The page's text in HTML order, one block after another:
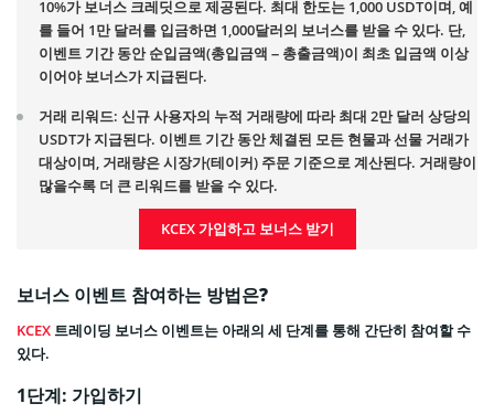
10%가 보너스 크레딧으로 제공된다. 최대 한도는 1,000 USDT이며, 예
를 들어 1만 달러를 입금하면 1,000달러의 보너스를 받을 수 있다. 단,
이벤트 기간 동안 순입금액(총입금액 – 총출금액)이 최초 입금액 이상
이어야 보너스가 지급된다.
거래 리워드: 신규 사용자의 누적 거래량에 따라 최대 2만 달러 상당의
USDT가 지급된다. 이벤트 기간 동안 체결된 모든 현물과 선물 거래가
대상이며, 거래량은 시장가(테이커) 주문 기준으로 계산된다. 거래량이
많을수록 더 큰 리워드를 받을 수 있다.
KCEX 가입하고 보너스 받기
보너스 이벤트 참여하는 방법은?
KCEX 트레이딩 보너스 이벤트는 아래의 세 단계를 통해 간단히 참여할 수
있다.
1단계: 가입하기